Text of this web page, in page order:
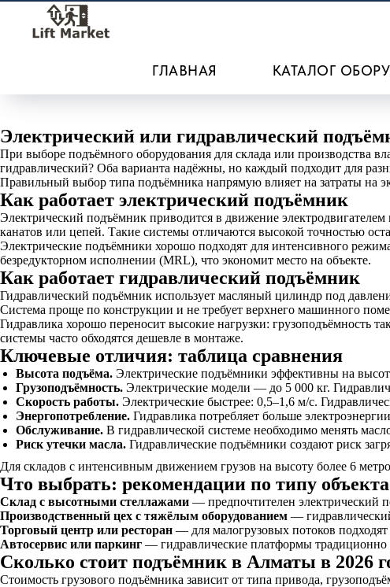
ГЛАВНАЯ КАТАЛОГ
Электрический или гидравлический
При выборе подъёмного оборудования для склада или производства
гидравлический? Оба варианта надёжны, но каждый подходит для
Правильный выбор типа подъёмника напрямую влияет на затраты на
Как работает электрический подъёмник
Электрический подъёмник приводится в движение
канатов или цепей. Такие системы отличаются высокой точностью
Электрические подъёмники хорошо подходят для интенсивного
безредукторном исполнении (MRL), что экономит место на объекте.
Как работает гидравлический подъёмник
Гидравлический подъёмник использует масляный цилиндр под
Система проще по конструкции и не требует верхнего машинного
Гидравлика хорошо переносит высокие нагрузки: грузоподъёмность
системы часто обходятся дешевле в монтаже.
Ключевые отличия: таблица сравнения
Высота подъёма. Электрические подъёмники эффективны на
Грузоподъёмность. Электрические модели — до 5 000 кг.
Скорость работы. Электрические быстрее: 0,5–1,6 м/с.
Энергопотребление. Гидравлика потребляет больше
Обслуживание. В гидравлической системе необходимо менять
Риск утечки масла. Гидравлические подъёмники создают риск
Для складов с интенсивным движением грузов на высоту более 6
Что выбрать: рекомендации по типу объекта
Склад с высотными стеллажами — предпочтителен электрический
Производственный цех с тяжёлым оборудованием —
Торговый центр или ресторан — для малогрузовых потоков
Автосервис или паркинг — гидравлические платформы традиционно
Сколько стоит подъёмник в Алматы в 2026
Стоимость грузового подъёмника зависит от типа привода,